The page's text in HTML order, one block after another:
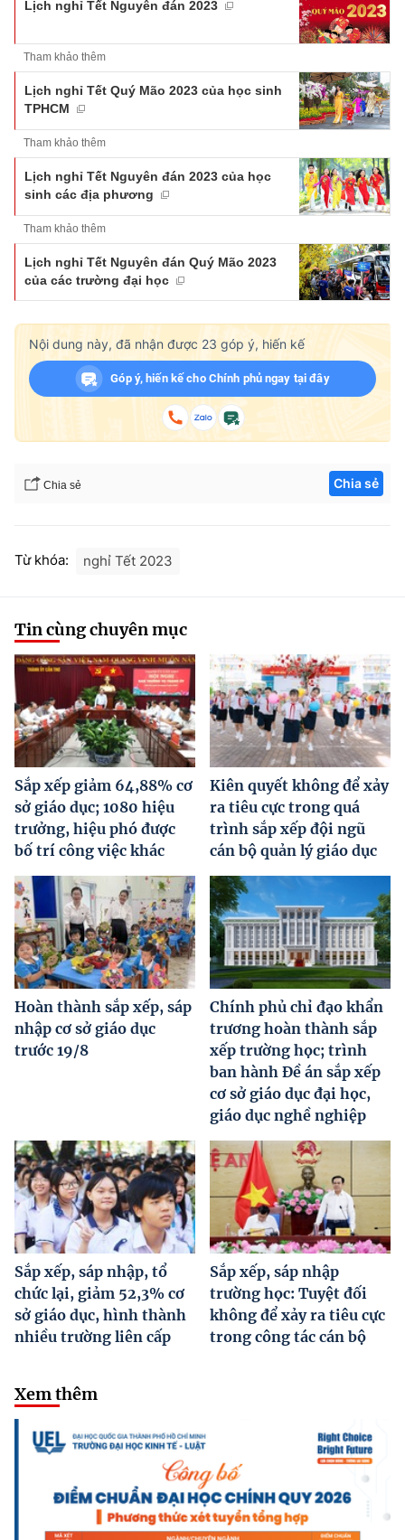
Lịch nghỉ Tết Nguyên đán 2023
Tham khảo thêm
Lịch nghỉ Tết Quý Mão 2023 của học sinh
TPHCM
Tham khảo thêm
Lịch nghỉ Tết Nguyên đán 2023 của học
sinh các địa phương
Tham khảo thêm
Lịch nghỉ Tết Nguyên đán Quý Mão 2023
của các trường đại học
Nội dung này, đã nhận được 23 góp ý, hiến kế
Góp ý, hiến kế cho Chính phủ ngay tại đây
Chia sẻ Chia sẻ
Từ khóa: nghỉ Tết 2023
Tin cùng chuyên mục
Sắp xếp giảm 64,88% cơ
sở giáo dục; 1080 hiệu
trưởng, hiệu phó được
bố trí công việc khác
Kiên quyết không để xảy
ra tiêu cực trong quá
trình sắp xếp đội ngũ
cán bộ quản lý giáo dục
Hoàn thành sắp xếp, sáp
nhập cơ sở giáo dục
trước 19/8
Chính phủ chỉ đạo khẩn
trương hoàn thành sắp
xếp trường học; trình
ban hành Đề án sắp xếp
cơ sở giáo dục đại học,
giáo dục nghề nghiệp
Sắp xếp, sáp nhập, tổ
chức lại, giảm 52,3% cơ
sở giáo dục, hình thành
nhiều trường liên cấp
Sắp xếp, sáp nhập
trường học: Tuyệt đối
không để xảy ra tiêu cực
trong công tác cán bộ
Xem thêm